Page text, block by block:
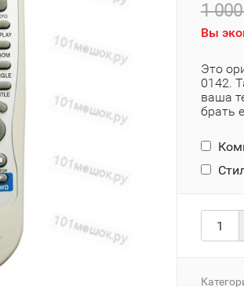
1
Вы
Это
0142.
ваша
брать